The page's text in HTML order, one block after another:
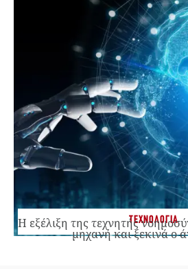
ΤΕΧΝΟΛΟΓΙΑ
Η εξέλιξη της τεχνητής
μηχανή και ξεκινά ο